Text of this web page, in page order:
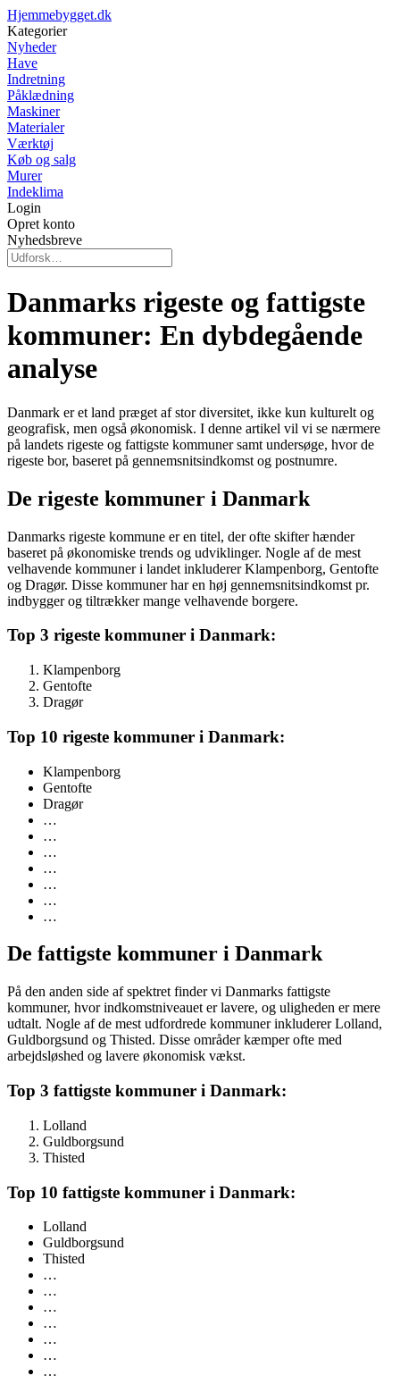
Hjemmebygget.dk
Kategorier
Nyheder
Have
Indretning
Påklædning
Maskiner
Materialer
Værktøj
Køb og salg
Murer
Indeklima
Login
Opret konto
Nyhedsbreve
Danmarks rigeste og fattigste
kommuner: En dybdegående
analyse
Danmark er et land præget af stor diversitet, ikke kun kulturelt og
geografisk, men også økonomisk. I denne artikel vil vi se nærmere
på landets rigeste og fattigste kommuner samt undersøge, hvor de
rigeste bor, baseret på gennemsnitsindkomst og postnumre.
De rigeste kommuner i Danmark
Danmarks rigeste kommune er en titel, der ofte skifter hænder
baseret på økonomiske trends og udviklinger. Nogle af de mest
velhavende kommuner i landet inkluderer Klampenborg, Gentofte
og Dragør. Disse kommuner har en høj gennemsnitsindkomst pr.
indbygger og tiltrækker mange velhavende borgere.
Top 3 rigeste kommuner i Danmark:
Klampenborg
Gentofte
Dragør
Top 10 rigeste kommuner i Danmark:
Klampenborg
Gentofte
Dragør
…
…
…
…
…
…
…
De fattigste kommuner i Danmark
På den anden side af spektret finder vi Danmarks fattigste
kommuner, hvor indkomstniveauet er lavere, og uligheden er mere
udtalt. Nogle af de mest udfordrede kommuner inkluderer Lolland,
Guldborgsund og Thisted. Disse områder kæmper ofte med
arbejdsløshed og lavere økonomisk vækst.
Top 3 fattigste kommuner i Danmark:
Lolland
Guldborgsund
Thisted
Top 10 fattigste kommuner i Danmark:
Lolland
Guldborgsund
Thisted
…
…
…
…
…
…
…